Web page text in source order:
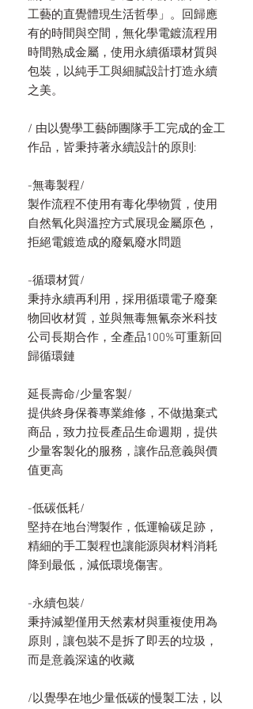
工藝的直覺體現生活哲學」。回歸應
有的時間與空間，無化學電鍍流程用
時間熟成金屬，使用永續循環材質與
包裝，以純手工與細膩設計打造永續
之美。
/ 由以覺學工藝師團隊手工完成的金工
作品，皆秉持著永續設計的原則:
-無毒製程/
製作流程不使用有毒化學物質，使用
自然氧化與溫控方式展現金屬原色，
拒絕電鍍造成的廢氣廢水問題
-循環材質/
秉持永續再利用，採用循環電子廢棄
物回收材質，並與無毒無氰奈米科技
公司長期合作，全產品100%可重新回
歸循環鏈
延長壽命/少量客製/
提供終身保養專業維修，不做拋棄式
商品，致力拉長產品生命週期，提供
少量客製化的服務，讓作品意義與價
值更高
-低碳低耗/
堅持在地台灣製作，低運輸碳足跡，
精細的手工製程也讓能源與材料消耗
降到最低，減低環境傷害。
-永續包裝/
秉持減塑僅用天然素材與重複使用為
原則，讓包裝不是拆了即丟的垃圾，
而是意義深遠的收藏
/以覺學在地少量低碳的慢製工法，以